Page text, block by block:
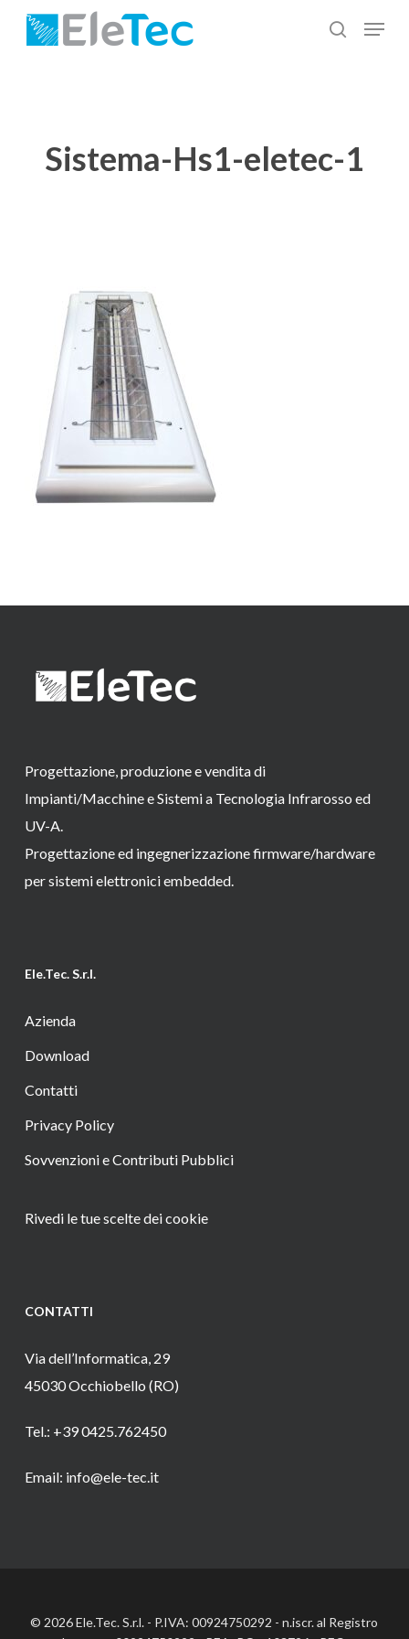
Salta
cerca
Menu
Sistema-Hs1-eletec-1
Progettazione, produzione e vendita di
Impianti/Macchine e Sistemi a Tecnologia Infrarosso ed
UV-A.
Progettazione ed ingegnerizzazione firmware/hardware
per sistemi elettronici embedded.
Ele.Tec. S.r.l.
Azienda
Download
Contatti
Privacy Policy
Sovvenzioni e Contributi Pubblici
Rivedi le tue scelte dei cookie
CONTATTI
Via dell’Informatica, 29
45030 Occhiobello (RO)
Tel.: +39 0425.762450
Email: info@ele-tec.it
© 2026 Ele.Tec. S.r.l. - P.IVA: 00924750292 - n.iscr. al Registro